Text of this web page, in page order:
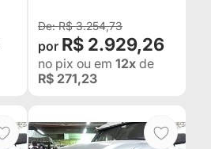
R$ 3.254,73
R$ 2.929,26
no pix ou em 12x de
R$ 271,23